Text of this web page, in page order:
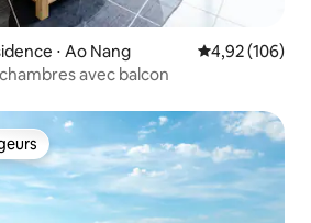
⋅ Ao Nang Évaluation
4,92 (106)
avec balcon